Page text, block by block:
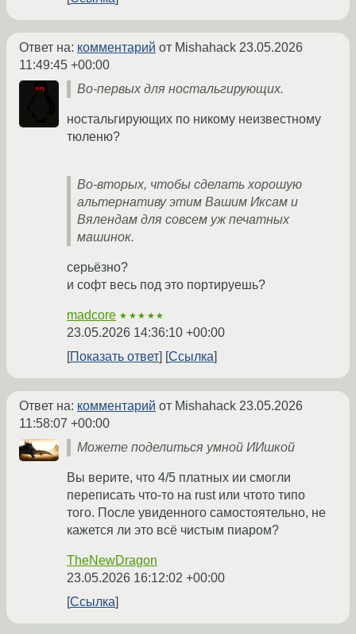
Ответ на: комментарий от Mishahack 23.05.2026
11:49:45 +00:00
Во-первых для ностальгирующих.
ностальгирующих по никому неизвестному
тюленю?
Во-вторых, чтобы сделать хорошую
альтернативу этим Вашим Иксам и
Вялендам для совсем уж печатных
машинок.
серьёзно?
и софт весь под это портируешь?
madcore ★★★★★
23.05.2026 14:36:10 +00:00
Показать ответ
Ссылка
Ответ на: комментарий от Mishahack 23.05.2026
11:58:07 +00:00
Можете поделиться умной ИИшкой
Вы верите, что 4/5 платных ии смогли
переписать что-то на rust или чтото типо
того. После увиденного самостоятельно, не
кажется ли это всё чистым пиаром?
TheNewDragon
23.05.2026 16:12:02 +00:00
Ссылка